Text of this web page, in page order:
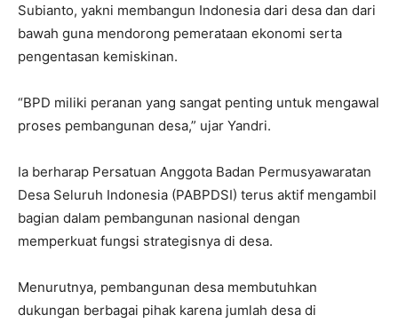
Subianto, yakni membangun Indonesia dari desa dan dari
bawah guna mendorong pemerataan ekonomi serta
pengentasan kemiskinan.
“BPD miliki peranan yang sangat penting untuk mengawal
proses pembangunan desa,” ujar Yandri.
Ia berharap Persatuan Anggota Badan Permusyawaratan
Desa Seluruh Indonesia (PABPDSI) terus aktif mengambil
bagian dalam pembangunan nasional dengan
memperkuat fungsi strategisnya di desa.
Menurutnya, pembangunan desa membutuhkan
dukungan berbagai pihak karena jumlah desa di